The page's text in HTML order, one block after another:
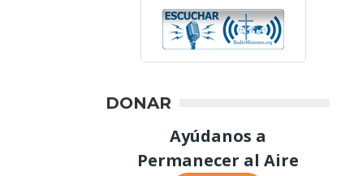
DONAR
Ayúdanos a
Permanecer al Aire